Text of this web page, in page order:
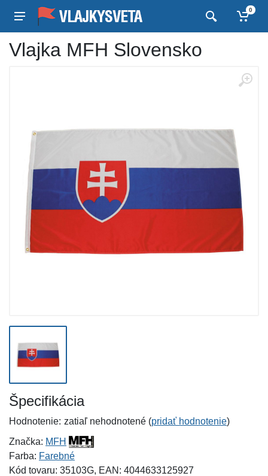
0
Vlajka MFH Slovensko
Špecifikácia
Hodnotenie: zatiaľ nehodnotené (pridať hodnotenie)
Značka: MFH
Farba: Farebné
Kód tovaru: 35103G, EAN: 4044633125927